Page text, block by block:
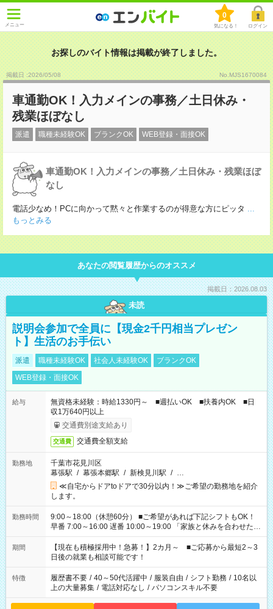
メニュー
0
気になる！ ログイン
お探しのバイト情報は掲載が終了しました。
掲載日 :2026/05/08 No.MJS1670084
車通勤OK！入力メインの事務／土日休み・
残業ほぼなし
派遣 職種未経験OK ブランクOK WEB登録・面接OK
車通勤OK！入力メインの事務／土日休み・残業ほぼ
なし
電話少なめ！PCに向かって黙々と作業するのが得意な方にピッタ ...
もっとみる
あなたの閲覧履歴からのオススメ
掲載日：2026.08.03
未読
説明会参加で全員に【現金2千円相当プレゼン
ト】生活のお手伝い
派遣 職種未経験OK 社会人未経験OK
ブランクOK
WEB登録・面接OK
給与
無資格未経験：時給1330円～ ■週払いOK ■扶養内OK ■日
収1万640円以上
交通費別途支給あり
交通費 交通費全額支給
勤務地
千葉市花見川区
幕張駅 / 幕張本郷駅 / 新検見川駅 / …
≪自宅からドアtoドアで30分以内！≫ご希望の勤務地を紹介
します。
勤務時間
9:00～18:00（休憩60分） ■ご希望があれば下記シフトもOK！
早番 7:00～16:00 遅番 10:00～19:00 「家族と休みを合わせた
い」 「余裕を持って夕飯の準備がしたい」 「できれば残業はし
たくない」 など、ご希望を教えてくださいね。 ※Wワーク希望
の方へ 今ご覧のお仕事で希望する勤務時間と、もう1つのお仕事
の勤務時間。 合計で週40時間を超える場合は応募できません。
期間
【現在も積極採用中！急募！】2カ月～ ■ご応募から最短2～3
日後の就業も相談可能です！
特徴 履歴書不要 / 40～50代活躍中 / 服装自由 / シフト勤務 / 10名以
上の大量募集 / 電話対応なし / パソコンスキル不要